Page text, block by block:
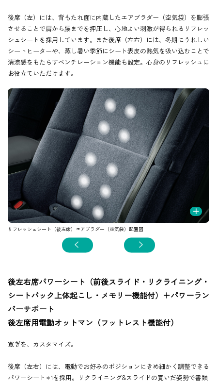
後席（左）には、背もたれ面に内蔵したエアブラダー（空気袋）を膨張
させることで肩から腰までを押圧し、心地よい刺激が得られるリフレッ
シュシートを採用しています。また後席（左右）には、冬期にうれしい
シートヒーターや、蒸し暑い季節にシート表皮の熱気を吸い込むことで
清涼感をもたらすベンチレーション機能も設定。心身のリフレッシュに
お役立ていただけます。
+
リフレッシュシート（後左席）エアブラダー（空気袋）配置図
後左右席パワーシート（前後スライド・リクライニング・
シートバック上体起こし・メモリー機能付）＋パワーラン
バーサポート
後左席用電動オットマン（フットレスト機能付）
寛ぎを、カスタマイズ。
後席（左右）には、電動でお好みのポジションにきめ細かく調整できる
パワーシート ＊1を採用。リクライニング&スライドの寛いだ姿勢で書類